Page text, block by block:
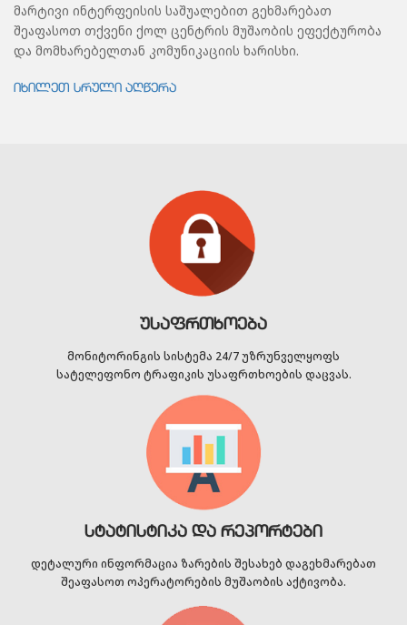
მარტივი ინტერფეისის საშუალებით გეხმარებათ
შეაფასოთ თქვენი ქოლ ცენტრის მუშაობის ეფექტურობა
და მომხარებელთან კომუნიკაციის ხარისხი.
იხილეთ სრული აღწერა
სტატისტიკა და რეპორტები
დეტალური ინფორმაცია ზარების შესახებ დაგეხმარებათ
შეაფასოთ ოპერატორების მუშაობის აქტივობა.
უსაფრთხოება
მონიტორინგის სისტემა 24/7 უზრუნველყოფს
სატელეფონო ტრაფიკის უსაფრთხოების დაცვას.